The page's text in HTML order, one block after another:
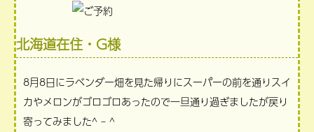
北海道在住・G様
8月8日にラベンダー畑を見た帰りにスーパーの前を通りスイ
カやメロンがゴロゴロあったので一旦通り過ぎましたが戻り
寄ってみました^ – ^